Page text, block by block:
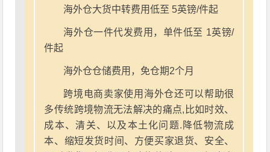
海外仓大货中转费用低至 5英镑/件起
海外仓一件代发费用，单件低至 1英镑/
件起
海外仓仓储费用，免仓期2个月
跨境电商卖家使用海外仓还可以帮助很
多传统跨境物流无法解决的痛点,比如时效、
成本、清关、以及本土化问题.降低物流成
本、缩短发货时间、方便买家退货、安全、